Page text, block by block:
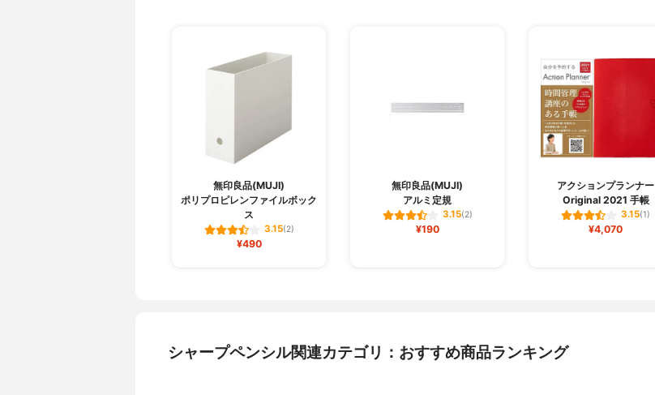
無印良品(MUJI)
ポリプロピレンファイルボック
ス
3.15(2)
¥490
無印良品(MUJI)
アルミ定規
3.15(2)
¥190
アクションプランナー
Original 2021 手帳
3.15(1)
¥4,070
シャープペンシル関連カテゴリ：おすすめ商品ランキング